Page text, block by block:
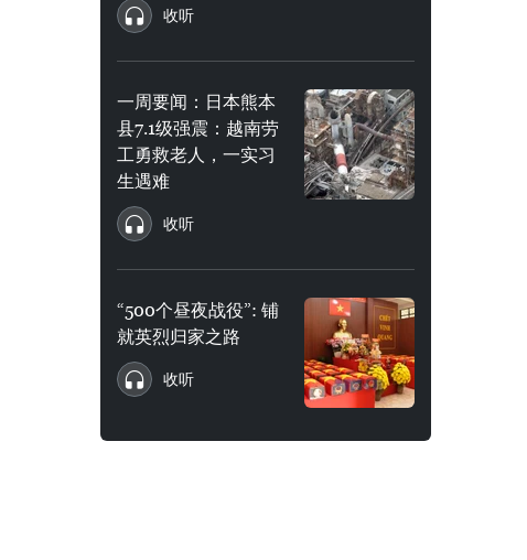
收听
一周要闻：日本熊本
县7.1级强震：越南劳
工勇救老人，一实习
生遇难
收听
“500个昼夜战役”: 铺
就英烈归家之路
收听